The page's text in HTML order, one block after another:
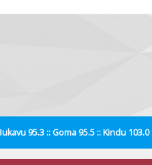
95.3 :: Goma 95.5 :: Kindu